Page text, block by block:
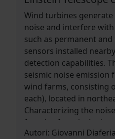
Wind turbines
noise and interfere
such as permanent
sensors installed
detection capabilities.
seismic noise
wind farms, consisting
each), located in
Characterizing the
farm is of particular
proximity to the Italian
Autori: Giovanni